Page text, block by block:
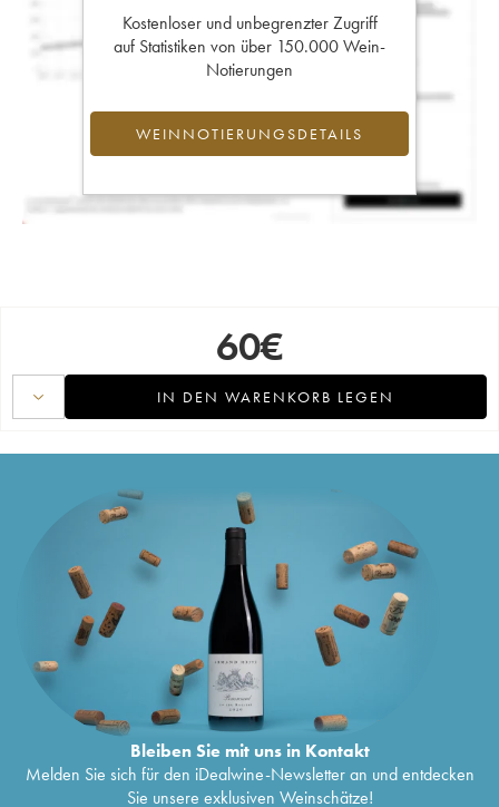
Kostenloser und unbegrenzter Zugriff
auf Statistiken von über 150.000 Wein-
Notierungen
WEINNOTIERUNGSDETAILS
60€
IN DEN WARENKORB LEGEN
Bleiben Sie mit uns in Kontakt
Melden Sie sich für den iDealwine-Newsletter an und entdecken
Sie unsere exklusiven Weinschätze!